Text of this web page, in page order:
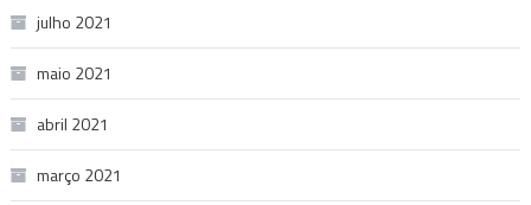
julho 2021
maio 2021
abril 2021
março 2021